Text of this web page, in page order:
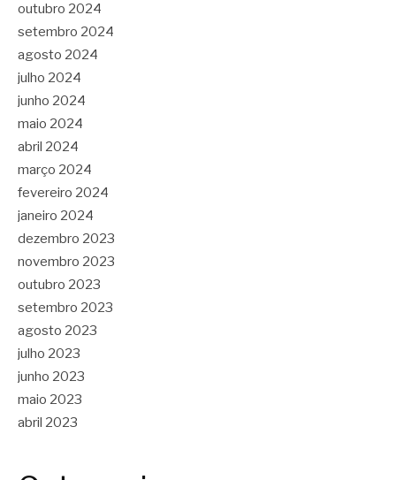
outubro 2024
setembro 2024
agosto 2024
julho 2024
junho 2024
maio 2024
abril 2024
março 2024
fevereiro 2024
janeiro 2024
dezembro 2023
novembro 2023
outubro 2023
setembro 2023
agosto 2023
julho 2023
junho 2023
maio 2023
abril 2023